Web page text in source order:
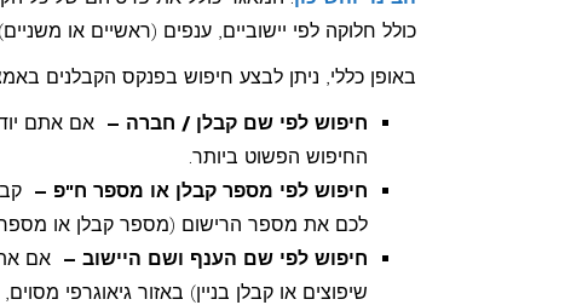
כולל חלוקה לפי יישוביים, ענפים (ראשיים או
באופן כללי, ניתן לבצע חיפוש בפנקס הקבלנים
חיפוש לפי שם קבלן / חברה – אם אתם
החיפוש הפשוט ביותר.
חיפוש לפי מספר קבלן או מספר ח"פ –
לכם את מספר הרישום (מספר קבלן או מספר
חיפוש לפי שם הענף ושם היישוב – אם
שיפוצים או קבלן בניין) באזור גיאוגרפי